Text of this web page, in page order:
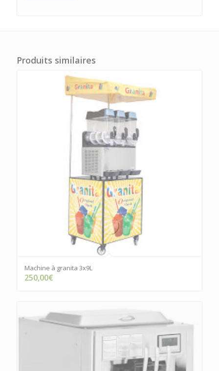
Produits similaires
Machine à granita 3x9L
250,00€